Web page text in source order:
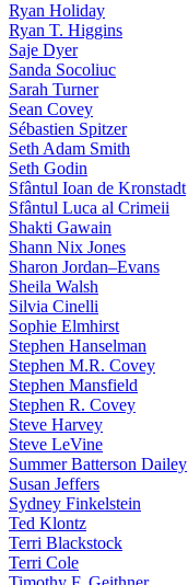
Ryan Holiday
Ryan T. Higgins
Saje Dyer
Sanda Socoliuc
Sarah Turner
Sean Covey
Sébastien Spitzer
Seth Adam Smith
Seth Godin
Sfântul Ioan de Kronstadt
Sfântul Luca al Crimeii
Shakti Gawain
Shann Nix Jones
Sharon Jordan–Evans
Sheila Walsh
Silvia Cinelli
Sophie Elmhirst
Stephen Hanselman
Stephen M.R. Covey
Stephen Mansfield
Stephen R. Covey
Steve Harvey
Steve LeVine
Summer Batterson Dailey
Susan Jeffers
Sydney Finkelstein
Ted Klontz
Terri Blackstock
Terri Cole